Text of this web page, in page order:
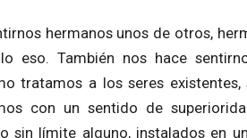
hermanos unos de otros,
eso. También nos hace
tratamos a los seres
con un sentido de
sin límite alguno, instalados en